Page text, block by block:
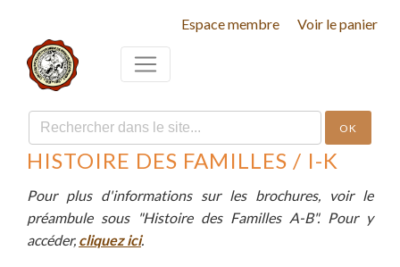
Espace membre Voir le panier
OK
HISTOIRE DES FAMILLES / I-K
Pour plus d'informations sur les brochures, voir le
préambule sous "Histoire des Familles A-B". Pour y
accéder, cliquez ici.